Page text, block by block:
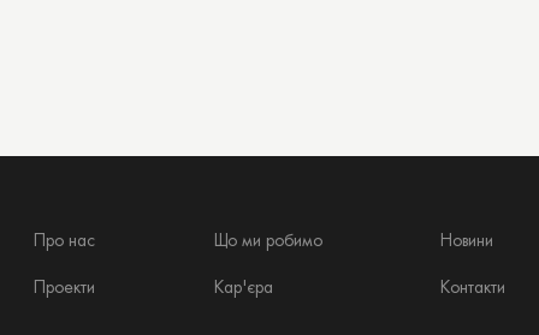
Про нас
Проекти
Що ми робимо
Кар'єра
Новини
Контакти